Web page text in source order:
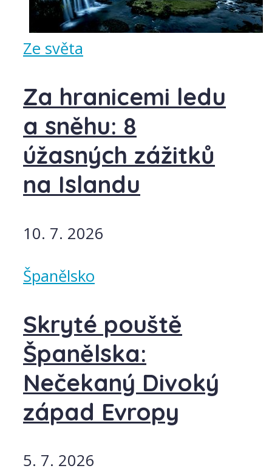
Ze světa
Za hranicemi ledu
a sněhu: 8
úžasných zážitků
na Islandu
10. 7. 2026
Španělsko
Skryté pouště
Španělska:
Nečekaný Divoký
západ Evropy
5. 7. 2026